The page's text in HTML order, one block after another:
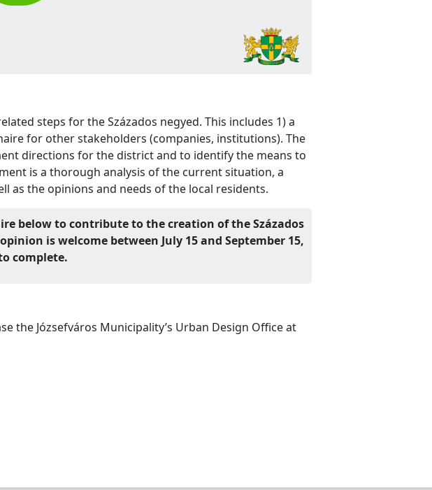
steps for the Százados negyed. This includes 1) a
for other stakeholders (companies, institutions). The
directions for the district and to identify the means to
is a thorough analysis of the current situation, a
as the opinions and needs of the local residents.
below to contribute to the creation of the Százados
is welcome between July 15 and September 15,
complete.
the Józsefváros Municipality’s Urban Design Office at